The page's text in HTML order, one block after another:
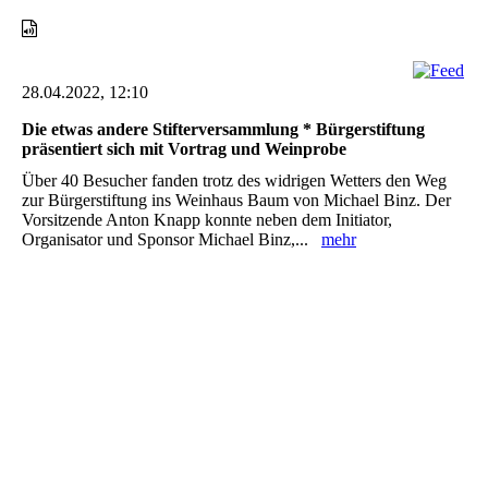
28.04.2022, 12:10
Die etwas andere Stifterversammlung * Bürgerstiftung
präsentiert sich mit Vortrag und Weinprobe
Über 40 Besucher fanden trotz des widrigen Wetters den Weg
zur Bürgerstiftung ins Weinhaus Baum von Michael Binz. Der
Vorsitzende Anton Knapp konnte neben dem Initiator,
Organisator und Sponsor Michael Binz,... mehr